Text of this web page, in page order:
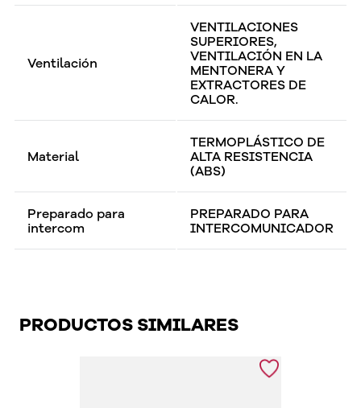
Ventilación
VENTILACIONES
SUPERIORES,
VENTILACIÓN EN LA
MENTONERA Y
EXTRACTORES DE
CALOR.
Material
TERMOPLÁSTICO DE
ALTA RESISTENCIA
(ABS)
Preparado para
intercom
PREPARADO PARA
INTERCOMUNICADOR
PRODUCTOS SIMILARES